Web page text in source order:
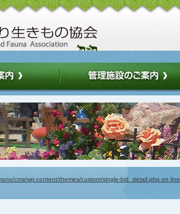
cms/wp-content/themes/custom/single-bid_detail.php on line